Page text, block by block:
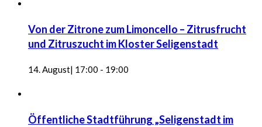
Von der Zitrone zum Limoncello – Zitrusfrucht
und Zitruszucht im Kloster Seligenstadt
14. August| 17:00 - 19:00
Öffentliche Stadtführung „Seligenstadt im